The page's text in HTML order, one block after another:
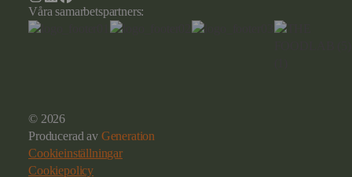
Våra samarbetspartners:
© 2026
Producerad av Generation
Cookieinställningar
Cookiepolicy